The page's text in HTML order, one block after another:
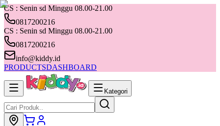
CS : Senin sd Minggu 08.00-21.00
0817200216
CS : Senin sd Minggu 08.00-21.00
0817200216
info@kiddy.id
PRODUCTSDASHBOARD
Kategori